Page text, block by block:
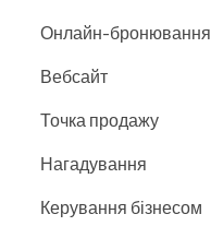
Онлайн-бронювання
Вебсайт
Точка продажу
Нагадування
Керування бізнесом